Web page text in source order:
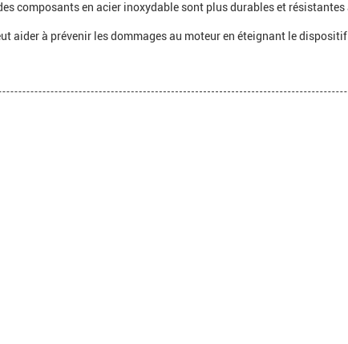
composants en acier inoxydable sont plus durables et
aider à prévenir les dommages au moteur en éteignant le